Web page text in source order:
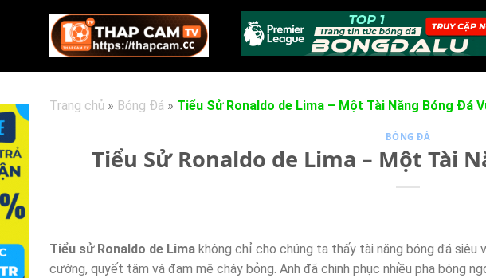
dung
Trang chủ » Bóng Đá » Tiểu Sử Ronaldo de Lima – Một Tài Năng Bóng Đá
BÓNG ĐÁ
Tiểu Sử Ronaldo de Lima – Một Tài
Tiểu sử Ronaldo de Lima không chỉ cho chúng ta thấy tài năng bóng đá siêu
cường, quyết tâm và đam mê cháy bỏng. Anh đã chinh phục nhiều pha bóng